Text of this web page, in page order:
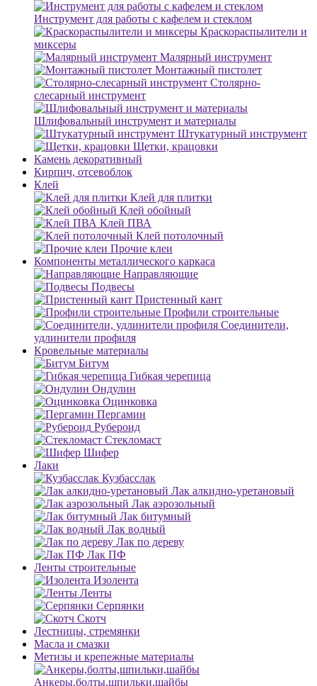
Инструмент для работы с кафелем и стеклом
Краскораспылители и
миксеры
Малярный инструмент
Монтажный пистолет
Столярно-
слесарный инструмент
Шлифовальный инструмент и материалы
Штукатурный инструмент
Щетки, крацовки
Камень декоративный
Кирпич, отсевоблок
Клей
Клей для плитки
Клей обойный
Клей ПВА
Клей потолочный
Прочие клеи
Компоненты металлического каркаса
Направляющие
Подвесы
Пристенный кант
Профили строительные
Соединители,
удлинители профиля
Кровельные материалы
Битум
Гибкая черепица
Ондулин
Оцинковка
Пергамин
Рубероид
Стекломаст
Шифер
Лаки
Кузбасслак
Лак алкидно-уретановый
Лак аэрозольный
Лак битумный
Лак водный
Лак по дереву
Лак ПФ
Ленты строительные
Изолента
Ленты
Серпянки
Скотч
Лестницы, стремянки
Масла и смазки
Метизы и крепежные материалы
Анкеры,болты,шпильки,шайбы